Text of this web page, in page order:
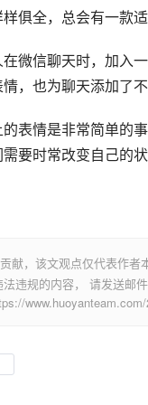
俱全，总会有一款
微信聊天时，加入
，也为聊天添加了
表情是非常简单的
要时常改变自己的
献，该文观点仅代表作
违规的内容， 请发送邮